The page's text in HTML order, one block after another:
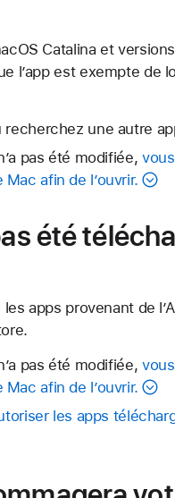
Catalina et
l’app est exempte de
recherchez une autre
pas été modifiée,
afin de l’ouvrir.
été
apps provenant de
pas été modifiée,
afin de l’ouvrir.
les apps